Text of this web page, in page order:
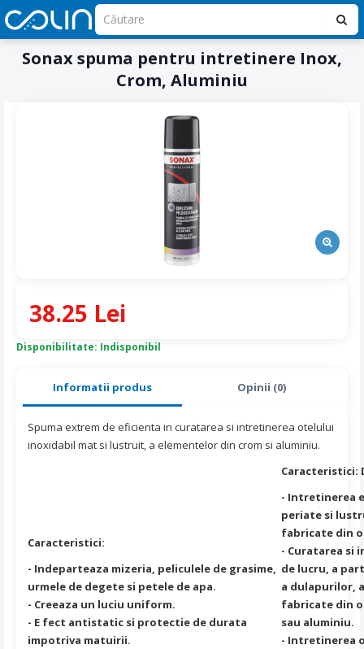
Sonax spuma pentru intretinere Inox,
Crom, Aluminiu
Informatii produs Opinii (0)
Spuma extrem de eficienta in curatarea si intretinerea otelului
inoxidabil mat si lustruit, a elementelor din crom si aluminiu.
Caracteristici:
- Indeparteaza mizeria, peliculele de grasime,
urmele de degete si petele de apa.
- Creeaza un luciu uniform.
- E fect antistatic si protectie de durata
impotriva matuirii.
Caracteristici:
- Intretinerea
periate si
fabricate din
- Curatarea si
de lucru, a
a dulapurilor,
fabricate din
sau aluminiu.
- Intretinerea
Disponibilitate: Indisponibil
38.25 Lei